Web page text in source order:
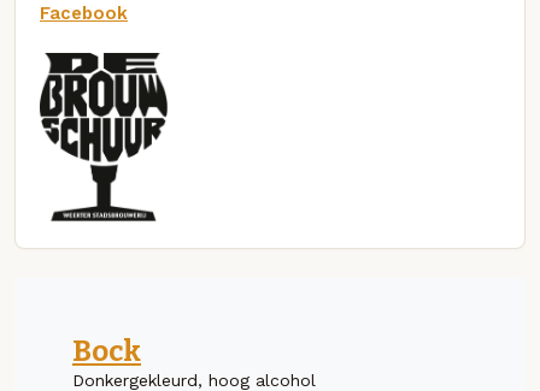
Facebook
Bock
Donkergekleurd, hoog alcohol